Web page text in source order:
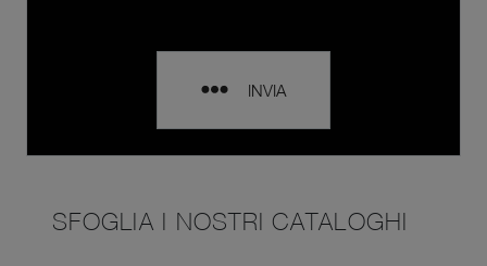
INVIA
SFOGLIA I NOSTRI CATALOGHI